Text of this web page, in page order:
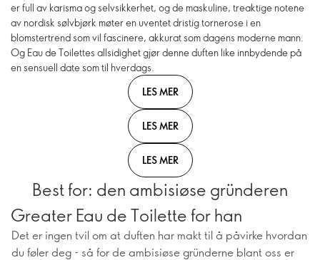
er full av karisma og selvsikkerhet, og de maskuline, treaktige notene
av nordisk sølvbjørk møter en uventet dristig tornerose i en
blomstertrend som vil fascinere, akkurat som dagens moderne mann.
Og Eau de Toilettes allsidighet gjør denne duften like innbydende på
en sensuell date som til hverdags.
LES MER
LES MER
LES MER
Best for: den ambisiøse gründeren
Greater Eau de Toilette for han
Det er ingen tvil om at duften har makt til å påvirke hvordan
du føler deg - så for de ambisiøse gründerne blant oss er